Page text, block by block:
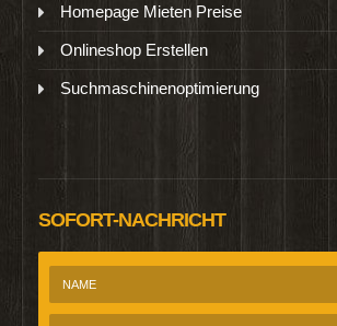
Homepage Mieten Preise
Onlineshop Erstellen
Suchmaschinenoptimierung
SOFORT-NACHRICHT